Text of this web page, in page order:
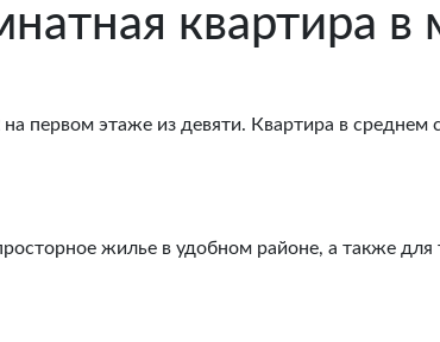
квартира
на первом этаже из девяти. Квартира в среднем
жилье в удобном районе, а также для